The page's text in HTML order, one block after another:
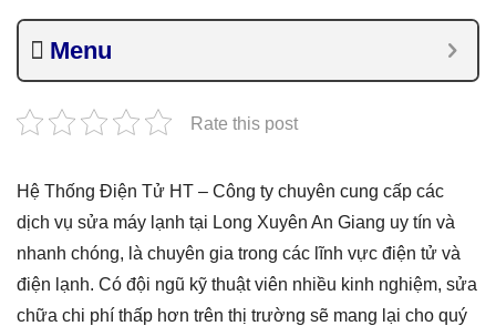
Menu
Rate this post
Hệ Thống Điện Tử HT – Công ty chuyên cung cấp các
dịch vụ sửa máy lạnh tại Long Xuyên An Giang uy tín và
nhanh chóng, là chuyên gia trong các lĩnh vực điện tử và
điện lạnh. Có đội ngũ kỹ thuật viên nhiều kinh nghiệm, sửa
chữa chi phí thấp hơn trên thị trường sẽ mang lại cho quý